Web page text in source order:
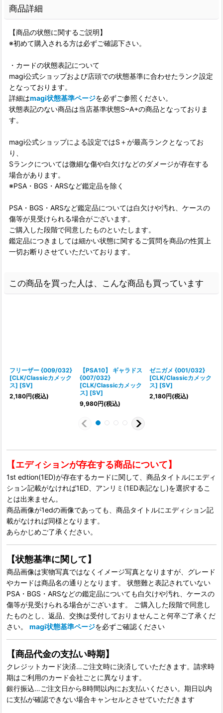
商品詳細
【商品の状態に関するご説明】
※初めて購入される方は必ずご確認下さい。
・カードの状態表記について
magi公式ショップおよび店頭での状態基準に合わせたランク設定
となっております。
詳細はmagi状態基準ページを必ずご参照ください。
状態表記のない商品は当店基準状態S~A+の商品となっておりま
す。
magi公式ショップによる設定ではS＋が最高ランクとなってお
り、
Sランクについては微細な傷や白欠けなどのダメージが存在する
場合があります。
※PSA・BGS・ARSなど鑑定品を除く
PSA・BGS・ARSなど鑑定品については白欠けや汚れ、ケースの
傷等が見受けられる場合がございます。
ご購入した段階で同意したものといたします。
鑑定品につきましては細かい状態に関するご質問を商品の性質上
一切お断りさせていただいております。
この商品を買った人は、こんな商品も買っています
フリーザー {009/032}
[CLK/Classicカメック
ス] [SV]
2,180円(税込)
【PSA10】 ギャラドス
{007/032}
[CLK/Classicカメック
ス] [SV]
9,980円(税込)
ゼニガメ {001/032}
[CLK/Classicカメック
ス] [SV]
2,180円(税込)
【エディションが存在する商品について】
1st edtion(1ED)が存在するカードに関して、商品タイトルにエディ
ション記載がなければ1ED、アンリミ(1ED表記なし)を選択するこ
とは出来ません。
商品画像が1edの画像であっても、商品タイトルにエディション記
載がなければ同様となります。
あらかじめご了承ください。
【状態基準に関して】
商品画像は実物写真ではなくイメージ写真となりますが、グレード
やカードは商品名の通りとなります。 状態難と表記されていない
PSA・BGS・ARSなどの鑑定品についても白欠けや汚れ、ケースの
傷等が見受けられる場合がございます。 ご購入した段階で同意し
たものとし、返品、交換は受付しておりませんこと何卒ご了承くだ
さい。 magi状態基準ページを必ずご確認ください
【商品代金の支払い時期】
クレジットカード決済…ご注文時に決済していただきます。請求時
期はご利用のカード会社ごとに異なります。
銀行振込…ご注文日から8時間以内にお支払いください。期日以内
に支払が確認できない場合キャンセルとさせていただきます